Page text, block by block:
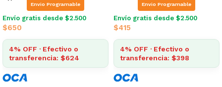
Envio Programable
Envío gratis desde $2.500
$650
4% OFF · Efectivo o
transferencia: $624
Envio Programable
Envío gratis desde $2.500
$415
4% OFF · Efectivo o
transferencia: $398